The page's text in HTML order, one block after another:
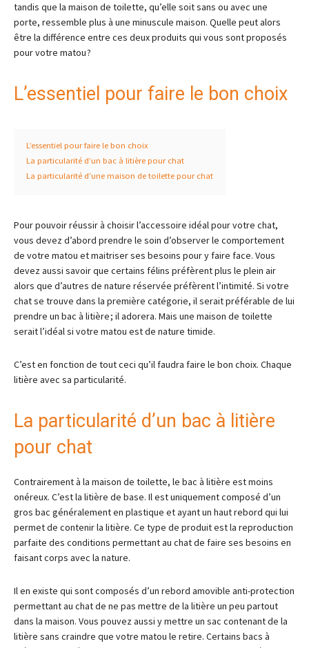
tandis que la maison de toilette, qu’elle soit sans ou avec une
porte, ressemble plus à une minuscule maison. Quelle peut alors
être la différence entre ces deux produits qui vous sont proposés
pour votre matou ?
L’essentiel pour faire le bon choix
L’essentiel pour faire le bon choix
La particularité d’un bac à litière pour chat
La particularité d’une maison de toilette pour chat
Pour pouvoir réussir à choisir l’accessoire idéal pour votre chat,
vous devez d’abord prendre le soin d’observer le comportement
de votre matou et maitriser ses besoins pour y faire face. Vous
devez aussi savoir que certains félins préfèrent plus le plein air
alors que d’autres de nature réservée préfèrent l’intimité. Si votre
chat se trouve dans la première catégorie, il serait préférable de lui
prendre un bac à litière ; il adorera. Mais une maison de toilette
serait l’idéal si votre matou est de nature timide.
C’est en fonction de tout ceci qu’il faudra faire le bon choix. Chaque
litière avec sa particularité.
La particularité d’un bac à litière
pour chat
Contrairement à la maison de toilette, le bac à litière est moins
onéreux. C’est la litière de base. Il est uniquement composé d’un
gros bac généralement en plastique et ayant un haut rebord qui lui
permet de contenir la litière. Ce type de produit est la reproduction
parfaite des conditions permettant au chat de faire ses besoins en
faisant corps avec la nature.
Il en existe qui sont composés d’un rebord amovible anti-protection
permettant au chat de ne pas mettre de la litière un peu partout
dans la maison. Vous pouvez aussi y mettre un sac contenant de la
litière sans craindre que votre matou le retire. Certains bacs à